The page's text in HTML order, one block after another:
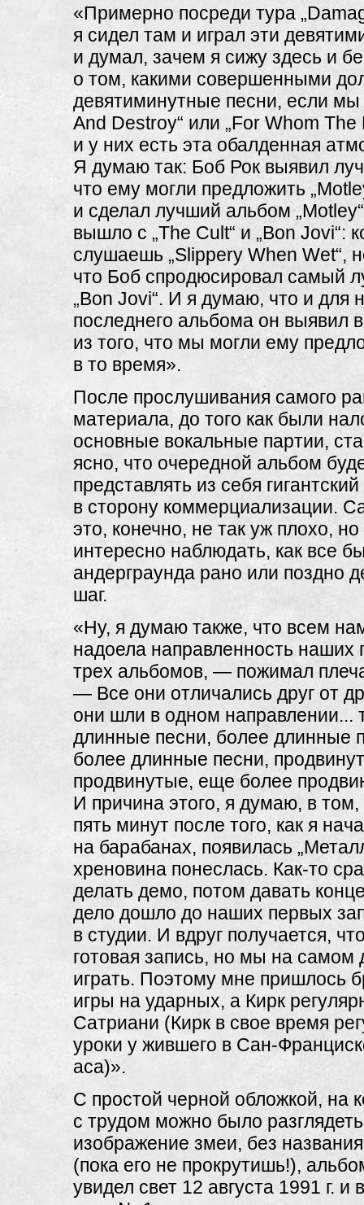
«Примерно посреди тура
я сидел там и играл эти
и думал, зачем я сижу здесь и
о том, какими совершенными
девятиминутные песни, если мы
And Destroy“ или „For Whom The
и у них есть эта обалденная
Я думаю так: Боб Рок выявил
что ему могли предложить
и сделал лучший альбом
вышло с „The Cult“ и „Bon Jovi“:
слушаешь „Slippery When Wet“,
что Боб спродюсировал самый
„Bon Jovi“. И я думаю, что и для
последнего альбома он выявил
из того, что мы могли ему
в то время».
После прослушивания самого
материала, до того как были
основные вокальные партии,
ясно, что очередной альбом
представлять из себя гигантский
в сторону коммерциализации.
это, конечно, не так уж плохо, но
интересно наблюдать, как все
андерграунда рано или поздно
шаг.
«Ну, я думаю также, что всем
надоела направленность наших
трех альбомов, — пожимал
— Все они отличались друг от
они шли в одном направлении...
длинные песни, более длинные
более длинные песни,
продвинутые, еще более
И причина этого, я думаю, в том,
пять минут после того, как я
на барабанах, появилась
хреновина понеслась. Как-то
делать демо, потом давать
дело дошло до наших первых
в студии. И вдруг получается,
готовая запись, но мы на самом
играть. Поэтому мне пришлось
игры на ударных, а Кирк
Сатриани (Кирк в свое время
уроки у жившего в Сан-
аса)».
С простой черной обложкой, на
с трудом можно было
изображение змеи, без
(пока его не прокрутишь!),
увидел свет 12 августа 1991 г. и